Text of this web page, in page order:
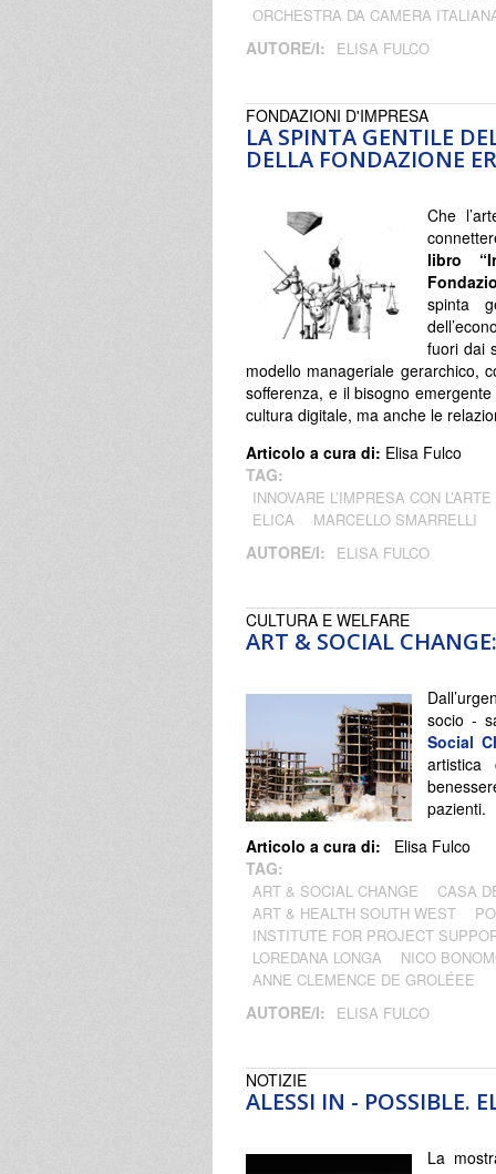
ORCHESTRA DA CAMERA
AUTORE/I: ELISA FULCO
LA SPINTA GENTILE
DELLA FONDAZIONE
FONDAZIONI D'IMPRESA
Che
libro
spinta
fuori dai
modello manageriale gerarchico,
sofferenza, e il bisogno
cultura digitale, ma anche le
Articolo a cura di: Elisa Fulco
TAG:
INNOVARE L’IMPRESA CON L’ARTE
ELICA
MARCELLO SMARRELLI
AUTORE/I: ELISA FULCO
ART & SOCIAL
CULTURA E WELFARE
socio -
Social
artistica
pazienti.
Articolo a cura di:
Elisa Fulco
TAG:
ART & SOCIAL CHANGE
CASA
ART & HEALTH SOUTH WEST
INSTITUTE FOR PROJECT
LOREDANA LONGA
NICO
ANNE CLEMENCE DE GROLÉEE
AUTORE/I: ELISA FULCO
ALESSI IN - POSSIBLE.
NOTIZIE
La